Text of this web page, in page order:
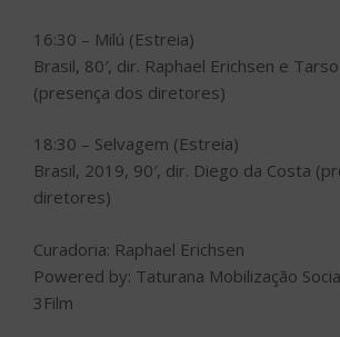
16:30 – Milú (Estreia)
Brasil, 80′, dir. Raphael Erichsen e
(presença dos diretores)
18:30 – Selvagem (Estreia)
Brasil, 2019, 90′, dir. Diego da Costa
diretores)
Curadoria: Raphael Erichsen
Powered by: Taturana Mobilização
3Film